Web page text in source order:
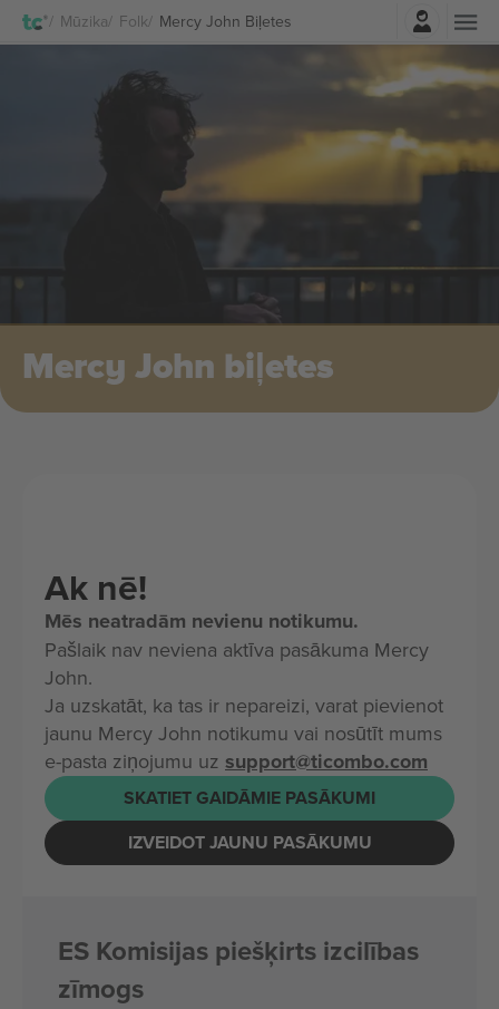
Mūzika Folk Mercy John BiļetesPierakstīties
Mercy John biļetes
Ak nē!
Mēs neatradām nevienu notikumu.
Pašlaik nav neviena aktīva pasākuma Mercy
John.
Ja uzskatāt, ka tas ir nepareizi, varat pievienot
jaunu Mercy John notikumu vai nosūtīt mums
e-pasta ziņojumu uz support@ticombo.com
SKATIET GAIDĀMIE PASĀKUMI
IZVEIDOT JAUNU PASĀKUMU
ES Komisijas piešķirts izcilības
zīmogs